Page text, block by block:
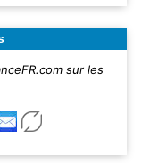
sur les